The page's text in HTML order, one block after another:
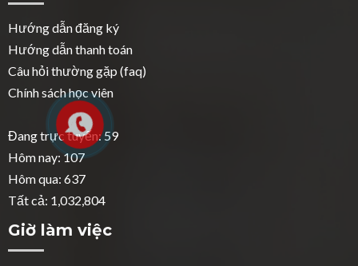
Hướng dẫn đăng ký
Hướng dẫn thanh toán
Câu hỏi thường gặp (faq)
Chính sách học viên
Đang trực tuyến: 59
Hôm nay: 107
Hôm qua: 637
Tất cả: 1,032,804
Giờ làm việc